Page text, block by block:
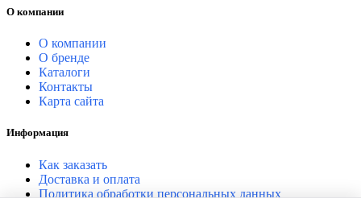
О компании
О компании
О бренде
Каталоги
Контакты
Карта сайта
Информация
Как заказать
Доставка и оплата
Политика обработки персональных данных